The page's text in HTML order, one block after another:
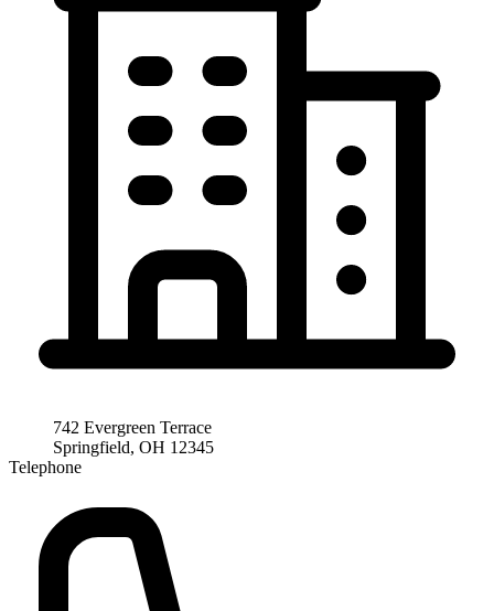
742 Evergreen Terrace
Springfield, OH 12345
Telephone